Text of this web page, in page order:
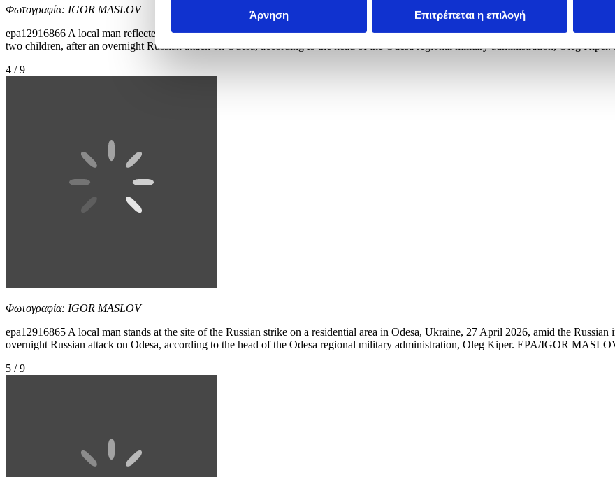
Άρνηση Επιτρέπεται η επιλογή
Φωτογραφία: IGOR MASLOV
epa12916866 A local man reflected in a broken mirror at the site of the Russian strike on a residential area in Odesa, Ukraine, 27 April
two children, after an overnight Russian attack on Odesa, according to the head of the Odesa regional military administration, Oleg Kiper.
4 / 9
Φωτογραφία: IGOR MASLOV
epa12916865 A local man stands at the site of the Russian strike on a residential area in Odesa, Ukraine, 27 April 2026, amid the
overnight Russian attack on Odesa, according to the head of the Odesa regional military administration, Oleg Kiper. EPA/IGOR
5 / 9